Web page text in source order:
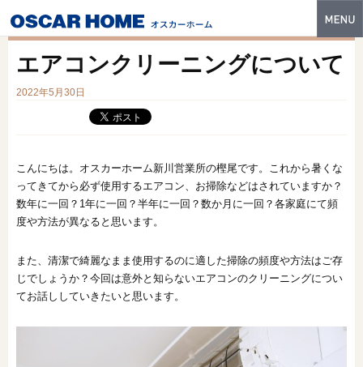
性能・技術
商品ラインナップ
販売中の物件
土地情報
エアコンクリーニングについて
2022年5月30日
こんにちは。オスカーホーム新川営業所の樫尾です。これから暑くな
ってきてから必ず使用するエアコン、お掃除などはされていますか？
数年に一回？1年に一回？半年に一回？数か月に一回？各家庭にて頻
度や方法が異なると思います。
また、清潔で綺麗なまま使用するのに適した掃除の頻度や方法はご存
じでしょうか？今回は意外と知らないエアコンのクリーニングについ
てお話ししていきたいと思います。